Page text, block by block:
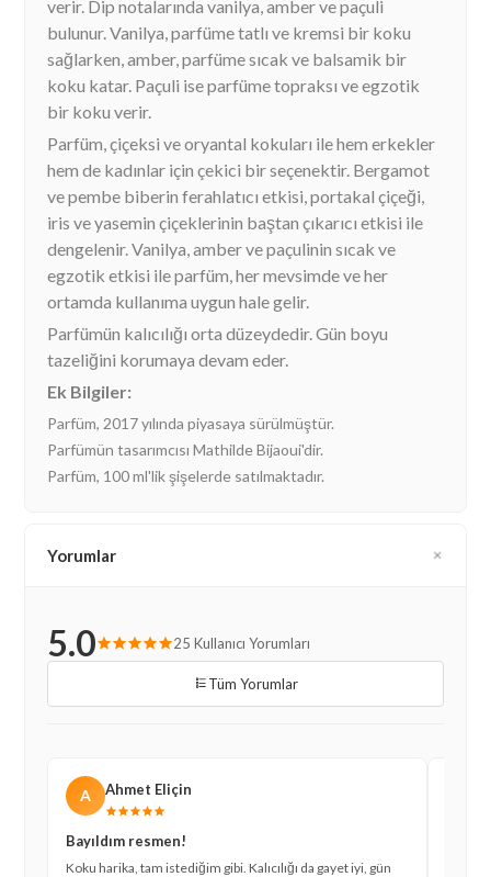
verir. Dip notalarında vanilya, amber ve paçuli
bulunur. Vanilya, parfüme tatlı ve kremsi bir koku
sağlarken, amber, parfüme sıcak ve balsamik bir
koku katar. Paçuli ise parfüme topraksı ve egzotik
bir koku verir.
Parfüm, çiçeksi ve oryantal kokuları ile hem erkekler
hem de kadınlar için çekici bir seçenektir. Bergamot
ve pembe biberin ferahlatıcı etkisi, portakal çiçeği,
iris ve yasemin çiçeklerinin baştan çıkarıcı etkisi ile
dengelenir. Vanilya, amber ve paçulinin sıcak ve
egzotik etkisi ile parfüm, her mevsimde ve her
ortamda kullanıma uygun hale gelir.
Parfümün kalıcılığı orta düzeydedir. Gün boyu
tazeliğini korumaya devam eder.
Ek Bilgiler:
Parfüm, 2017 yılında piyasaya sürülmüştür.
Parfümün tasarımcısı Mathilde Bijaoui'dir.
Parfüm, 100 ml'lik şişelerde satılmaktadır.
Yorumlar
5.0 25 Kullanıcı Yorumları
Tüm Yorumlar
A Ahmet Eliçin
Bayıldım resmen!
Koku harika, tam istediğim gibi. Kalıcılığı da gayet iyi, gün